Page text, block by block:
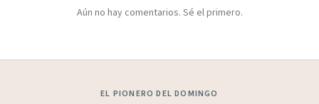
Aún no hay comentarios. Sé el primero.
EL PIONERO DEL DOMINGO